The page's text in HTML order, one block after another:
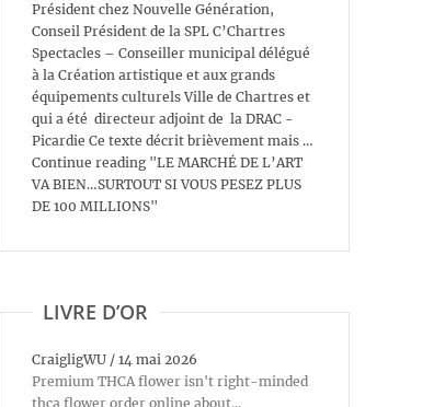
Président chez Nouvelle Génération,
Conseil Président de la SPL C’Chartres
Spectacles – Conseiller municipal délégué
à la Création artistique et aux grands
équipements culturels Ville de Chartres et
qui a été directeur adjoint de la DRAC -
Picardie Ce texte décrit brièvement mais …
Continue reading "LE MARCHÉ DE L’ART
VA BIEN…SURTOUT SI VOUS PESEZ PLUS
DE 100 MILLIONS"
LIVRE D’OR
CraigligWU / 14 mai 2026
Premium THCA flower isn't right-minded
thca flower order online about...